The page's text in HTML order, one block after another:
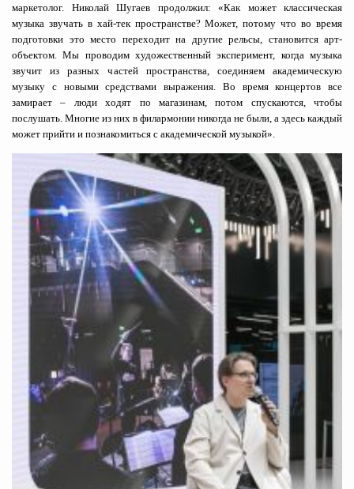
маркетолог. Николай Шугаев продолжил: «Как может классическая
музыка звучать в хай-тек пространстве? Может, потому что во время
подготовки это место переходит на другие рельсы, становится арт-
объектом. Мы проводим художественный эксперимент, когда музыка
звучит из разных частей пространства, соединяем академическую
музыку с новыми средствами выражения. Во время концертов все
замирает – люди ходят по магазинам, потом спускаются, чтобы
послушать. Многие из них в филармонии никогда не были, а здесь каждый
может прийти и познакомиться с академической музыкой».